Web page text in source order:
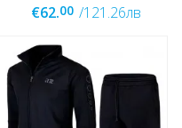
€62.00 /121.26лв